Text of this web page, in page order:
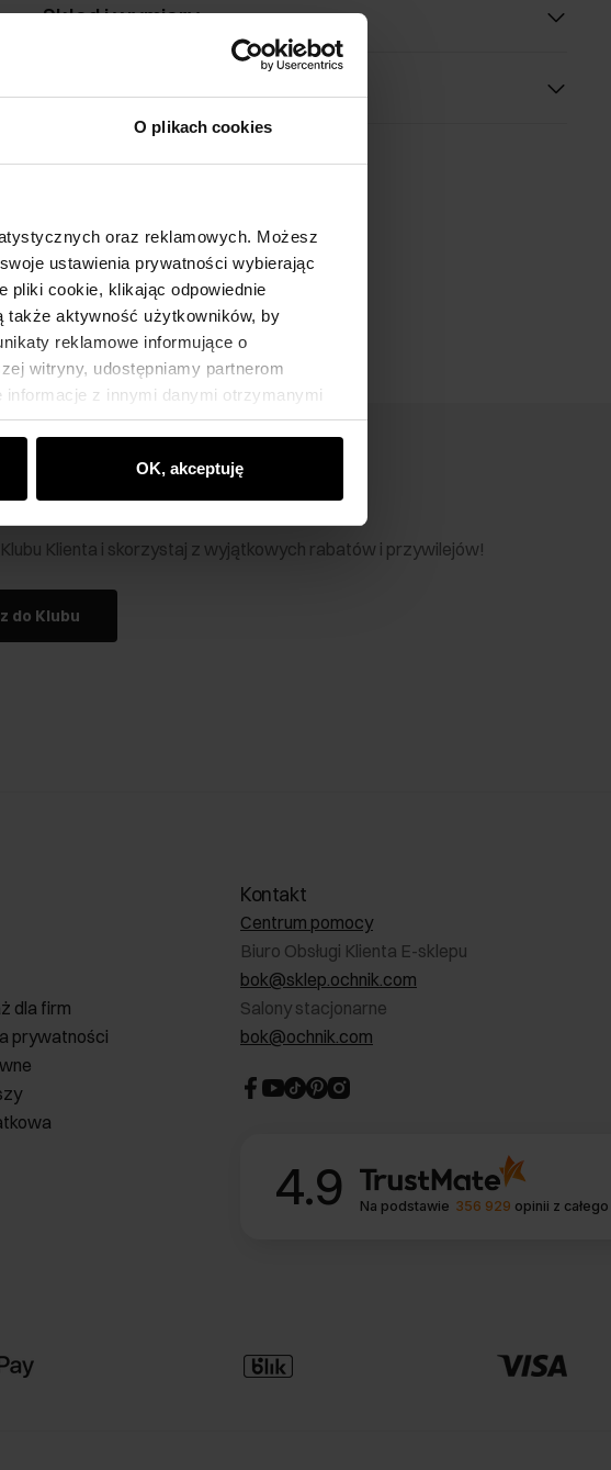
O plikach cookies
oraz reklamowych. Możesz
ustawienia prywatności wybierając
pliki cookie, klikając odpowiednie
także aktywność użytkowników, by
reklamowe informujące o
witryny, udostępniamy partnerom
z innymi danymi otrzymanymi
OK, akceptuję
Skład i wymiary
Ochnik
Klubu Klienta i skorzystaj z wyjątkowych rabatów i przywilejów!
do Klubu
dla firm
prywatności
Kontakt
Centrum pomocy
Biuro Obsługi Klienta E-sklepu
bok@sklep.ochnik.com
Salony stacjonarne
bok@ochnik.com
4.9 Na podstawie 356 929 opinii z